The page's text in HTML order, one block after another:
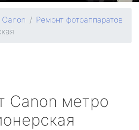
Ремонт фотоаппаратов
Canon метро